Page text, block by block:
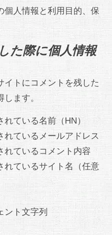
個人情報と利用目的、保
た際に個人情報
イトにコメントを残した
ます。
れている名前（HN）
れているメールアドレス
れているコメント内容
れているサイト名（任意
ント文字列